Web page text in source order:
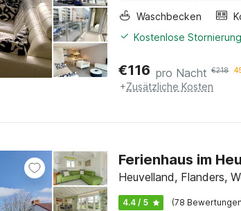
Waschbecken
Kostenlose
€116 pro Nacht €218
+Zusätzliche Kosten
Ferienhaus im
Heuvelland, Flanders,
4.4 / 5 (78